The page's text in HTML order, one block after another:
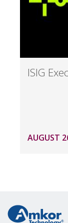
ISIG
AUGUST